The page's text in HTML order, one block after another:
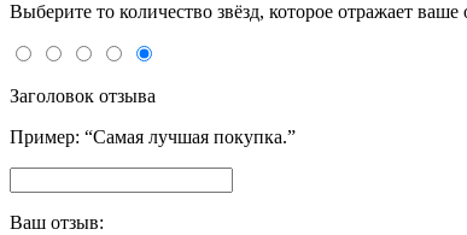
Выберите то количество звёзд, которое отражает
Заголовок отзыва
Пример: “Самая лучшая покупка.”
Ваш отзыв: